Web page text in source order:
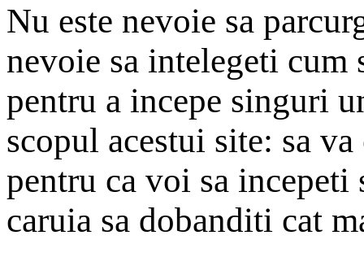
Nu este nevoie sa
nevoie sa intelegeti
pentru a incepe singuri
scopul acestui site: sa
pentru ca voi sa
caruia sa dobanditi cat